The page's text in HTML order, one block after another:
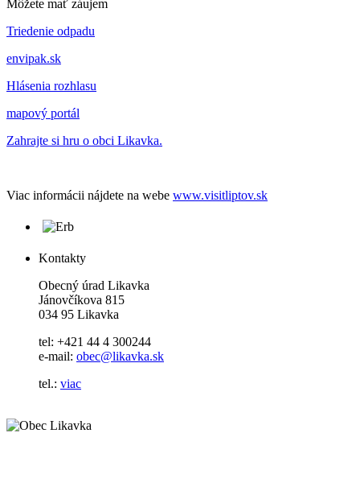
Môžete mať záujem
Triedenie odpadu
envipak.sk
Hlásenia rozhlasu
mapový portál
Zahrajte si hru o obci Likavka.
Viac informácii nájdete na webe www.visitliptov.sk
Kontakty
Obecný úrad Likavka
Jánovčíkova 815
034 95 Likavka
tel: +421 44 4 300244
e-mail: obec@likavka.sk
tel.: viac